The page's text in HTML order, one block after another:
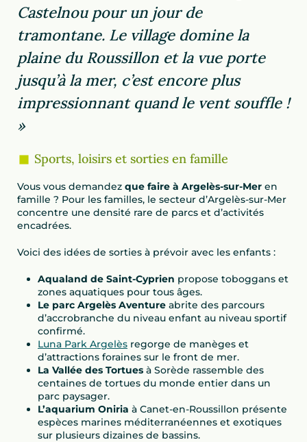
Castelnou pour un jour de
tramontane. Le village domine la
plaine du Roussillon et la vue porte
jusqu’à la mer, c’est encore plus
impressionnant quand le vent souffle !
»
Sports, loisirs et sorties en famille
Vous vous demandez que faire à Argelès-sur-Mer en
famille ? Pour les familles, le secteur d’Argelès-sur-Mer
concentre une densité rare de parcs et d’activités
encadrées.
Voici des idées de sorties à prévoir avec les enfants :
Aqualand de Saint-Cyprien propose toboggans et
zones aquatiques pour tous âges.
Le parc Argelès Aventure abrite des parcours
d’accrobranche du niveau enfant au niveau sportif
confirmé.
Luna Park Argelès regorge de manèges et
d’attractions foraines sur le front de mer.
La Vallée des Tortues à Sorède rassemble des
centaines de tortues du monde entier dans un
parc paysager.
L’aquarium Oniria à Canet-en-Roussillon présente
espèces marines méditerranéennes et exotiques
sur plusieurs dizaines de bassins.